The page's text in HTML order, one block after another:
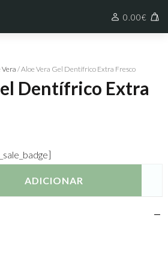
0.00€
Vera / Aloe Vera Gel Dentífrico Extra Fresco
Dentífrico Extra
ADICIONAR